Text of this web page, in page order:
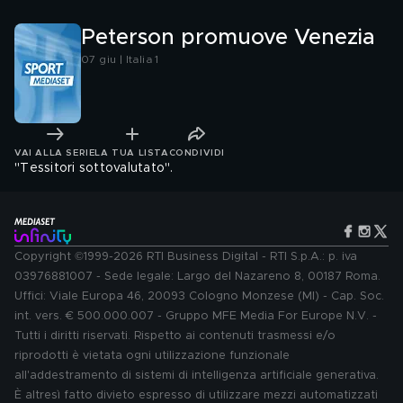
Peterson promuove Venezia
07 giu | Italia 1
VAI ALLA SERIE LA TUA LISTA CONDIVIDI
"Tessitori sottovalutato".
Copyright ©1999-2026 RTI Business Digital - RTI S.p.A.: p. iva
03976881007 - Sede legale: Largo del Nazareno 8, 00187 Roma.
Uffici: Viale Europa 46, 20093 Cologno Monzese (MI) - Cap. Soc.
int. vers. € 500.000.007 - Gruppo MFE Media For Europe N.V. -
Tutti i diritti riservati. Rispetto ai contenuti trasmessi e/o
riprodotti è vietata ogni utilizzazione funzionale
all'addestramento di sistemi di intelligenza artificiale generativa.
È altresì fatto divieto espresso di utilizzare mezzi automatizzati